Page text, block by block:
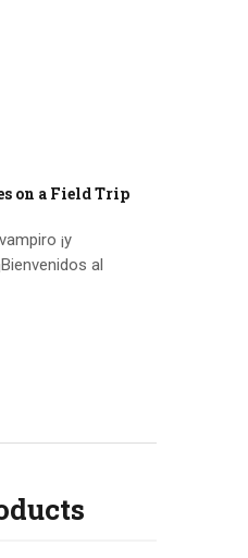
on a Field Trip
¡y
al